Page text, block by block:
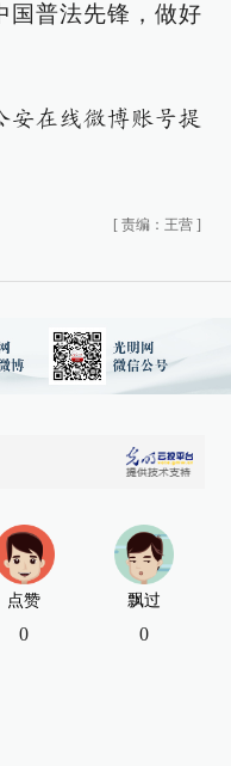
国普法先锋，做好
安在线微博账号提
[ 责编：王营 ]
点赞
0
飘过
0